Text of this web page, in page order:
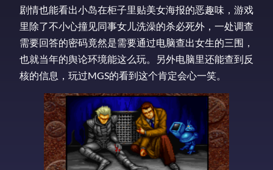
剧情也能看出小岛在柜子里贴美女海报的恶趣味，游戏
里除了不小心撞见同事女儿洗澡的杀必死外，一处调查
需要回答的密码竟然是需要通过电脑查出女生的三围，
也就当年的舆论环境能这么玩。另外电脑里还能查到反
核的信息，玩过MGS的看到这个肯定会心一笑。